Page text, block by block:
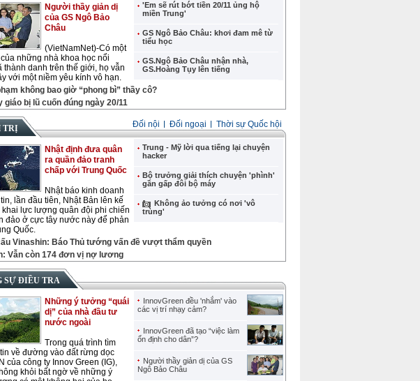
Người thầy giản dị
của GS Ngô Bảo
Châu
(VietNamNet)-Có một
những nhà khoa học nổi
thành danh trên thế giới, họ vẫn
với một niềm yêu kính vô hạn.
'Em sẽ rút bớt tiền 20/11 ủng hộ
miền Trung'
GS Ngô Bảo Châu: khơi đam mê từ
tiểu học
GS.Ngô Bảo Châu nhận nhà,
GS.Hoàng Tụy lên tiếng
không bao giờ “phong bì” thầy cô?
giáo bị lũ cuốn đúng ngày 20/11
TRỊ Đối nội Đối ngoại Thời sự Quốc hội
Nhật định đưa quân
ra quần đảo tranh
chấp với Trung Quốc
Nhật báo kinh doanh
lần đầu tiên, Nhật Bản lên kế
khai lực lượng quân đội phi chiến
đảo ở cực tây nước này để phản
Quốc.
Trung - Mỹ lời qua tiếng lại chuyện
hacker
Bộ trưởng giải thích chuyện 'phình'
gần gấp đôi bộ máy
Không ảo tưởng có nơi 'vô
trùng'
Vinashin: Báo Thủ tướng vấn đề vượt thẩm quyền
Vẫn còn 174 đơn vị nợ lương
SỰ ĐIỀU TRA
Những ý tưởng “quái
dị” của nhà đầu tư
nước ngoài
Trong quá trình tìm
về đường vào đất rừng dọc
của công ty Innov Green (IG),
khỏi bất ngờ về những ý
InnovGreen đều 'nhắm' vào
các vị trí nhạy cảm?
InnovGreen đã tạo “việc làm
ổn định cho dân”?
Người thầy giản dị của GS
Ngô Bảo Châu